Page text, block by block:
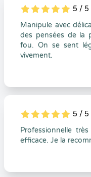
5
1
5
0 5 / 5
Manipule avec
des pensées de la
fou. On se sent
vivement.
5
1
5
0 5 / 5
Professionnelle
efficace. Je la